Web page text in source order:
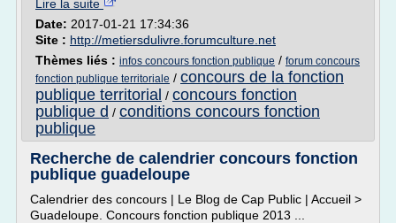
Lire la suite
Date: 2017-01-21 17:34:36
Site : http://metiersdulivre.forumculture.net
Thèmes liés : infos concours fonction publique / forum concours
fonction publique territoriale / concours de la fonction
publique territorial / concours fonction
publique d / conditions concours fonction
publique
Recherche de calendrier concours fonction
publique guadeloupe
Calendrier des concours | Le Blog de Cap Public | Accueil >
Guadeloupe. Concours fonction publique 2013 ...